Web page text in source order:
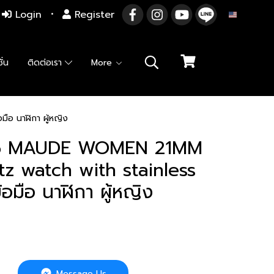
Login Register
น ติดต่อเรา More
มือ นาฬิกา ผู้หญิง
WOMEN 21MM
watch with stainless
มือ นาฬิกา ผู้หญิง